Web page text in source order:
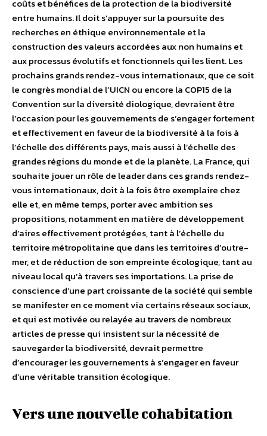
coûts et bénéfices de la protection de la biodiversité
entre humains. Il doit s’appuyer sur la poursuite des
recherches en éthique environnementale et la
construction des valeurs accordées aux non humains et
aux processus évolutifs et fonctionnels qui les lient. Les
prochains grands rendez-vous internationaux, que ce soit
le congrès mondial de l’UICN ou encore la COP15 de la
Convention sur la diversité diologique, devraient être
l’occasion pour les gouvernements de s’engager fortement
et effectivement en faveur de la biodiversité à la fois à
l’échelle des différents pays, mais aussi à l’échelle des
grandes régions du monde et de la planète. La France, qui
souhaite jouer un rôle de leader dans ces grands rendez-
vous internationaux, doit à la fois être exemplaire chez
elle et, en même temps, porter avec ambition ses
propositions, notamment en matière de développement
d’aires effectivement protégées, tant à l’échelle du
territoire métropolitaine que dans les territoires d’outre-
mer, et de réduction de son empreinte écologique, tant au
niveau local qu’à travers ses importations. La prise de
conscience d’une part croissante de la société qui semble
se manifester en ce moment via certains réseaux sociaux,
et qui est motivée ou relayée au travers de nombreux
articles de presse qui insistent sur la nécessité de
sauvegarder la biodiversité, devrait permettre
d’encourager les gouvernements à s’engager en faveur
d’une véritable transition écologique.
Vers une nouvelle cohabitation